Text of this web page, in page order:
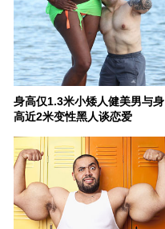
身高仅1.3米小矮人健美男与身
高近2米变性黑人谈恋爱